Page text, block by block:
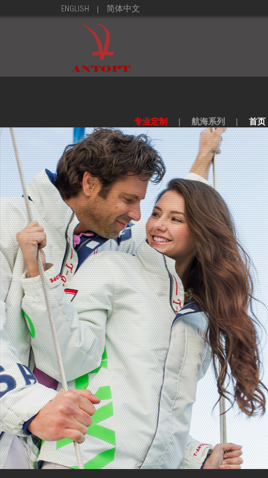
ENGLISH 简体中文
专业定制 | 航海系列 | 首页